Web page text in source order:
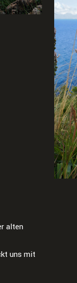
alten
uns mit